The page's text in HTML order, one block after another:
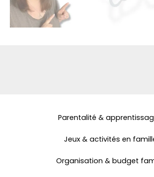
Parentalité &
Jeux & activités en
Organisation & budget